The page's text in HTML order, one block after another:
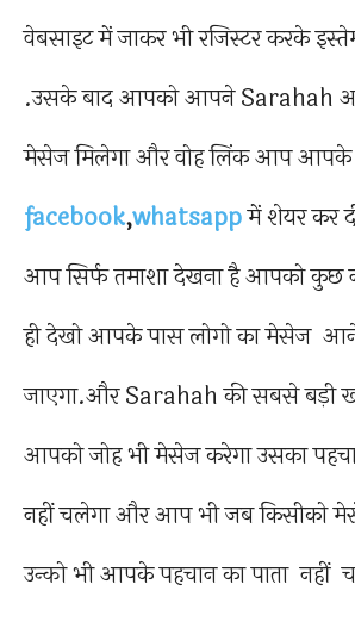
वेबसाइट में जाकर भी रजिस्टर करके
.उसके बाद आपको आपने Sarahah
मेसेज मिलेगा और वोह लिंक आप आपके
facebook,whatsappमें शेयर कर
आप सिर्फ तमाशा देखना है आपको कुछ
ही देखो आपके पास लोगो का मेसेज
जाएगा.और Sarahah की सबसे बड़ी
आपको जोह भी मेसेज करेगा उसका
नहीं चलेगा और आप भी जब किसीको
उन्को भी आपके पहचान का पाता नहीं